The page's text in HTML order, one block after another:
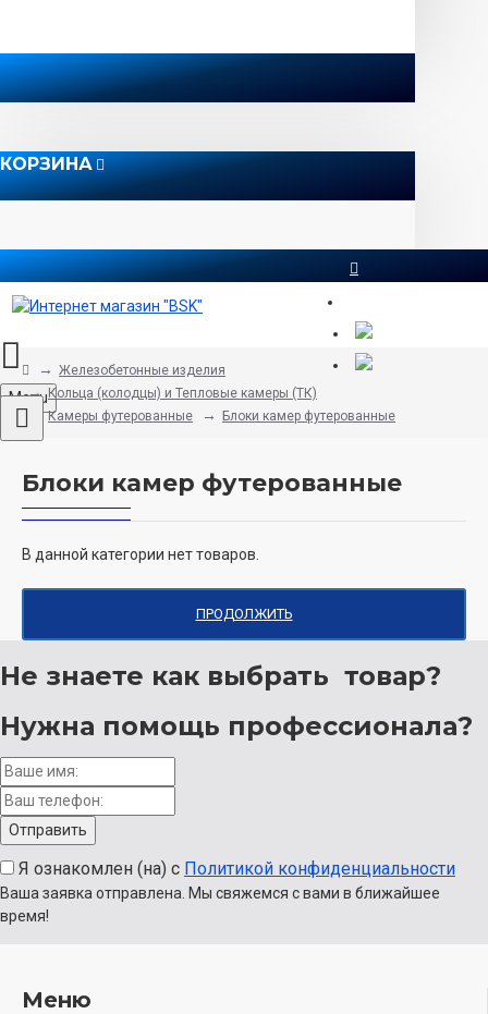
КОРЗИНА
Menu
Железобетонные изделия
Кольца (колодцы) и Тепловые камеры (ТК)
Камеры футерованные
Блоки камер футерованные
Блоки камер футерованные
В данной категории нет товаров.
ПРОДОЛЖИТЬ
Не знаете как выбрать товар?
Нужна помощь профессионала?
Я ознакомлен (на) с Политикой конфиденциальности
Ваша заявка отправлена. Мы свяжемся с вами в ближайшее
время!
Меню